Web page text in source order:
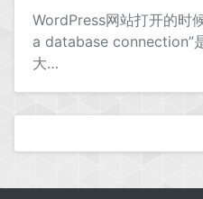
WordPress网站打开的时
a database connection”
大…